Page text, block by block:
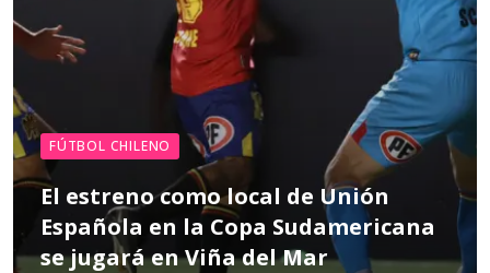
FÚTBOL CHILENO
El estreno como local de Unión
Española en la Copa Sudamericana
se jugará en Viña del Mar